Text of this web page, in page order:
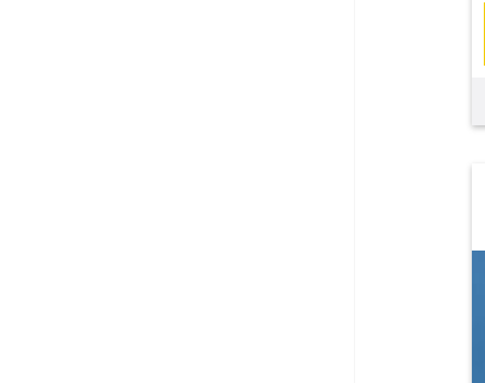
Fliegengitter Fenster